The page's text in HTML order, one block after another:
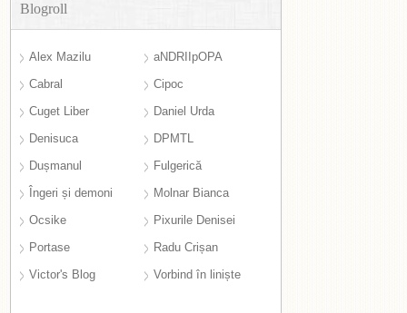
Blogroll
Alex Mazilu
aNDRIIpOPA
Cabral
Cipoc
Cuget Liber
Daniel Urda
Denisuca
DPMTL
Dușmanul
Fulgerică
Îngeri și demoni
Molnar Bianca
Ocsike
Pixurile Denisei
Portase
Radu Crișan
Victor's Blog
Vorbind în liniște